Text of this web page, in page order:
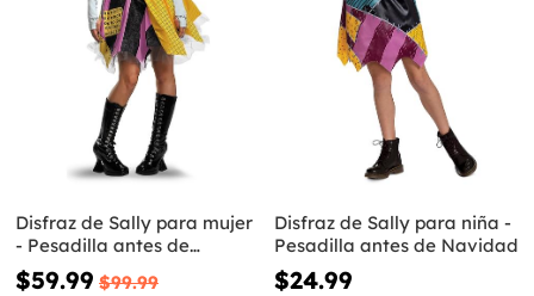
Disfraz de Sally para mujer
- Pesadilla antes de
Navidad
$59.99 $99.99
Disfraz de Sally para niña -
Pesadilla antes de Navidad
$24.99